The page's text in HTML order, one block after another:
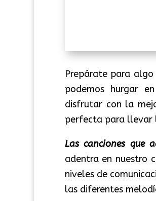
Prepárate para
podemos hurgar
disfrutar con la
perfecta para llevar
Las canciones que
adentra en nuestro
niveles de
las diferentes